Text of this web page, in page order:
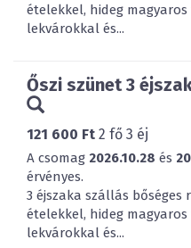
ételekkel, hideg
lekvárokkal és...
Őszi szünet 3
121 600 Ft 2 fő 3 éj
A csomag 2026.10.28 és
érvényes.
3 éjszaka szállás bőséges
ételekkel, hideg
lekvárokkal és...